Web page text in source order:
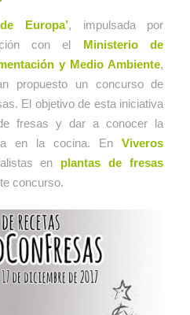
Europa’, impulsada por
con el Ministerio de
y Medio Ambiente,
propuesto un concurso de
El objetivo de esta iniciativa
fresas y dar a conocer la
en la cocina. EnViveros
en plantas de fresas
concurso.